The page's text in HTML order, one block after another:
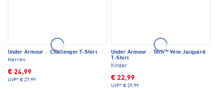
Under Armour · Challenger T-Shirt
Herren
€ 24,99
UVP* € 27,99
Under Armour ·
Tech™ Vent Jacquard
T-Shirt
Kinder
€ 22,99
UVP* € 29,99